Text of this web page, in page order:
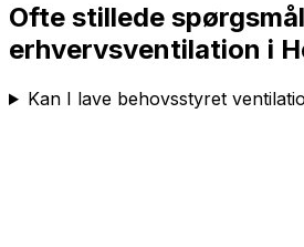
Ofte stillede
erhvervsventilation i
Kan I lave behovsstyret